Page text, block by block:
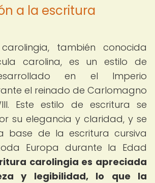
a la escritura
también conocida
carolina, es un estilo de
en el Imperio
el reinado de Carlomagno
Este estilo de escritura se
su elegancia y claridad, y se
base de la escritura cursiva
Europa durante la Edad
carolingia es apreciada
y legibilidad, lo que la